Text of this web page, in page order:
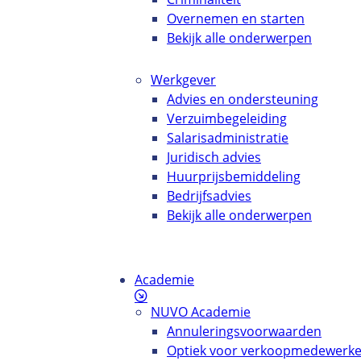
Overnemen en starten
Bekijk alle onderwerpen
Werkgever
Advies en ondersteuning
Verzuimbegeleiding
Salarisadministratie
Juridisch advies
Huurprijsbemiddeling
Bedrijfsadvies
Bekijk alle onderwerpen
Academie
NUVO Academie
Annuleringsvoorwaarden
Optiek voor